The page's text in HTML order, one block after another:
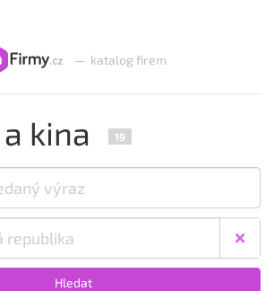
— katalog firem
kina 19
Hledat